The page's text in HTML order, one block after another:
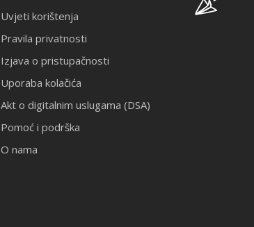
Uvjeti korištenja
Pravila privatnosti
Izjava o pristupačnosti
Uporaba kolačića
Akt o digitalnim uslugama (DSA)
Pomoć i podrška
O nama